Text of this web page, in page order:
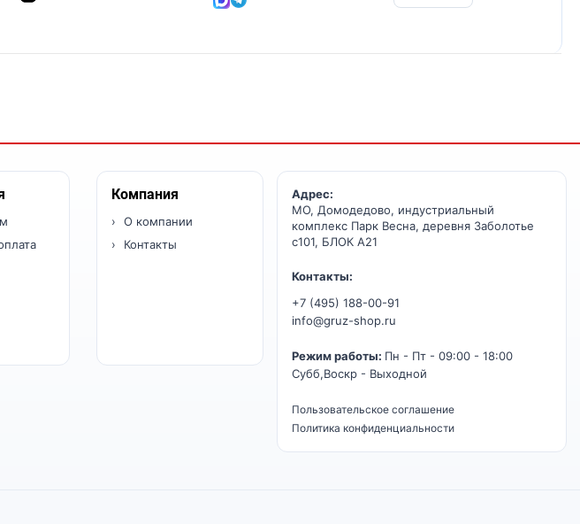
Компания
О компании
Контакты
Адрес:
МО, Домодедово, индустриальный
комплекс Парк Весна, деревня Заболотье
с101, БЛОК А21
Контакты:
+7 (495) 188-00-91
info@gruz-shop.ru
Режим работы: Пн - Пт - 09:00 - 18:00
Субб,Воскр - Выходной
Пользовательское соглашение
Политика конфиденциальности